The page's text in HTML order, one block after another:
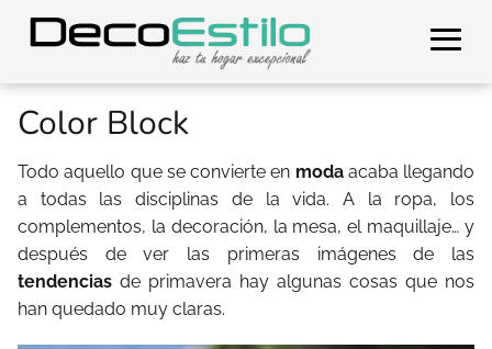
Color Block
Todo aquello que se convierte en moda acaba llegando
a todas las disciplinas de la vida. A la ropa, los
complementos, la decoración, la mesa, el maquillaje… y
después de ver las primeras imágenes de las
tendencias de primavera hay algunas cosas que nos
han quedado muy claras.